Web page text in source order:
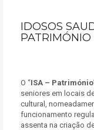
IDOSOS
PATRIMÓNIO
O “ISA – Património
seniores em locais
cultural,
funcionamento
assenta na criação